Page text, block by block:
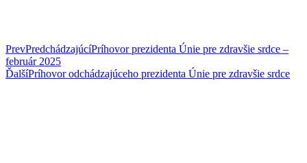
PrevPredchádzajúcíPríhovor prezidenta Únie pre zdravšie srdce –
február 2025
ĎalšíPríhovor odchádzajúceho prezidenta Únie pre zdravšie srdce